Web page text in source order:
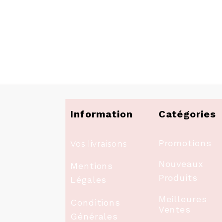
Information
Vos livraisons
Mentions
Légales
Conditions
Générales
Catégories
Promotions
Nouveaux
Produits
Meilleures
Ventes